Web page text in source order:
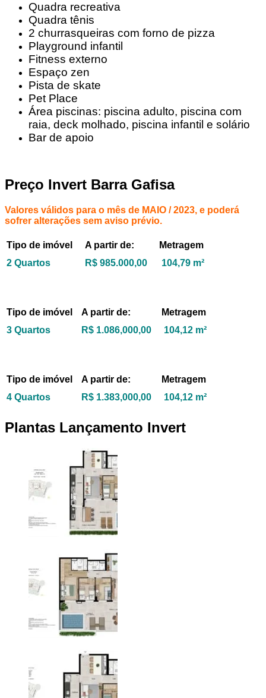
Quadra recreativa
Quadra tênis
2 churrasqueiras com forno de pizza
Playground infantil
Fitness externo
Espaço zen
Pista de skate
Pet Place
Área piscinas: piscina adulto, piscina com
raia, deck molhado, piscina infantil e solário
Bar de apoio
Preço Invert Barra Gafisa
Valores válidos para o mês de MAIO / 2023, e poderá
sofrer alterações sem aviso prévio.
Tipo de imóvel A partir de:
Metragem
2 Quartos
R$ 985.000,00 104,79 m²
Tipo de imóvel A partir de:
Metragem
3 Quartos
R$ 1.086,000,00 104,12 m²
Tipo de imóvel A partir de:
Metragem
4 Quartos
R$ 1.383,000,00 104,12 m²
Plantas Lançamento Invert